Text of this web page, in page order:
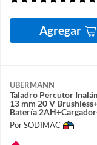
Agregar
UBERMANN
Taladro Percutor
13 mm 20 V
Batería
Acc
Por SODIMAC